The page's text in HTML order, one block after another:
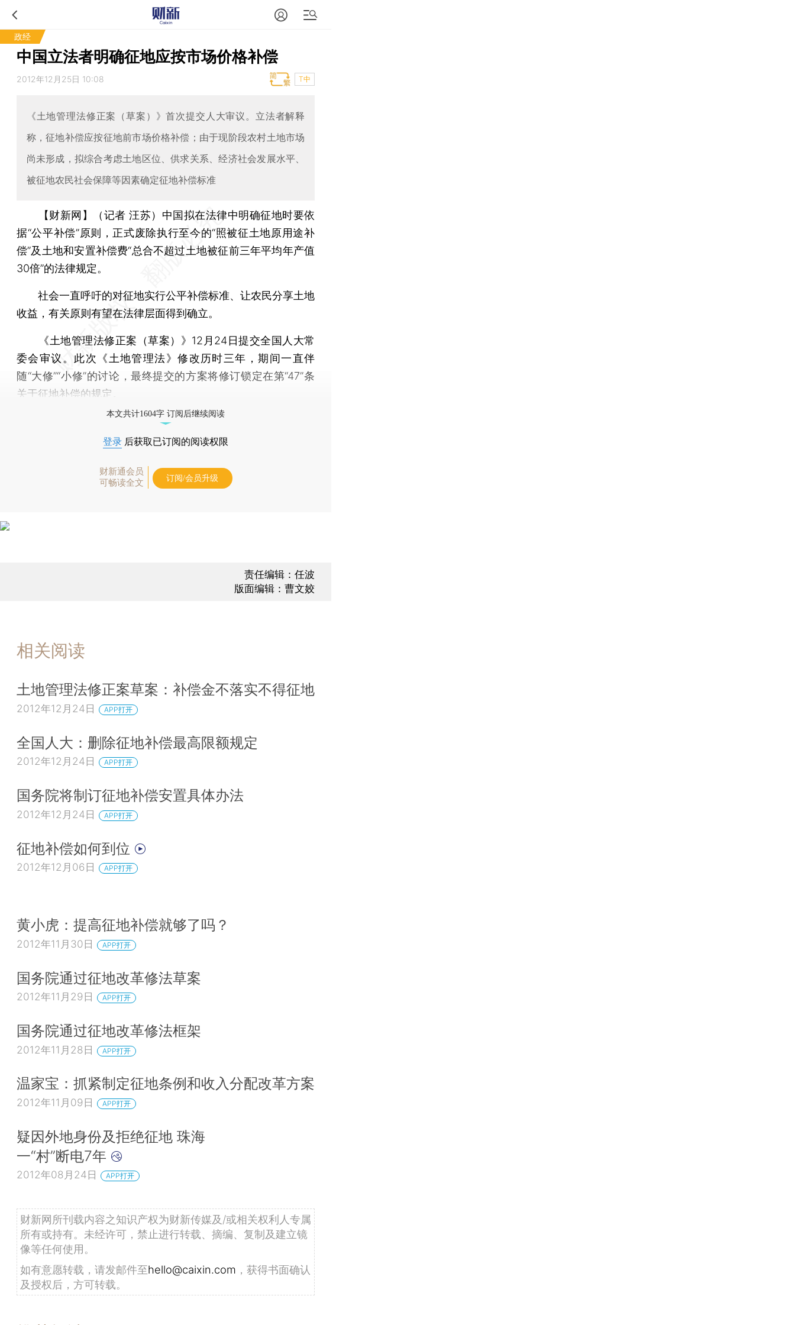
政经
中国立法者明确征地应按市场价格补偿
2012年12月25日 10:08 T中
《土地管理法修正案（草案）》首次提交人大审议。立法者解释
称，征地补偿应按征地前市场价格补偿；由于现阶段农村土地市场
尚未形成，拟综合考虑土地区位、供求关系、经济社会发展水平、
被征地农民社会保障等因素确定征地补偿标准
【财新网】（记者 汪苏） 中国拟在法律中明确征地时要依
据“公平补偿”原则，正式废除执行至今的“照被征土地原用途补
偿”及土地和安置补偿费“总合不超过土地被征前三年平均年产值
30倍”的法律规定。
社会一直呼吁的对征地实行公平补偿标准、让农民分享土地
收益，有关原则有望在法律层面得到确立。
《土地管理法修正案（草案）》12月24日提交全国人大常
委会审议。此次《土地管理法》修改历时三年，期间一直伴
随“大修”“小修”的讨论，最终提交的方案将修订锁定在第“47”条
关于征地补偿的规定。
本文共计1604字 订阅后继续阅读
登录 后获取已订阅的阅读权限
财新通会员
可畅读全文
订阅/会员升级
责任编辑：任波
版面编辑：曹文姣
相关阅读
土地管理法修正案草案：补偿金不落实不得征地
2012年12月24日 APP打开
全国人大：删除征地补偿最高限额规定
2012年12月24日 APP打开
国务院将制订征地补偿安置具体办法
2012年12月24日 APP打开
征地补偿如何到位
2012年12月06日 APP打开
黄小虎：提高征地补偿就够了吗？
2012年11月30日 APP打开
国务院通过征地改革修法草案
2012年11月29日 APP打开
国务院通过征地改革修法框架
2012年11月28日 APP打开
温家宝：抓紧制定征地条例和收入分配改革方案
2012年11月09日 APP打开
疑因外地身份及拒绝征地 珠海
一“村”断电7年
2012年08月24日 APP打开
财新网所刊载内容之知识产权为财新传媒及/或相关权利人专属
所有或持有。未经许可，禁止进行转载、摘编、复制及建立镜
像等任何使用。
如有意愿转载，请发邮件至hello@caixin.com ，获得书面确认
及授权后，方可转载。